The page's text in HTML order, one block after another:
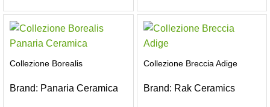
Collezione Borealis
Brand: Panaria Ceramica
Collezione Breccia Adige
Brand: Rak Ceramics